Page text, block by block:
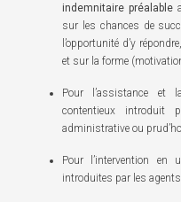
indemnitaire préalable
sur les chances de
l’opportunité d’y
et sur la forme
Pour l’assistance et
contentieux introduit
administrative ou
Pour l’intervention en
introduites par les